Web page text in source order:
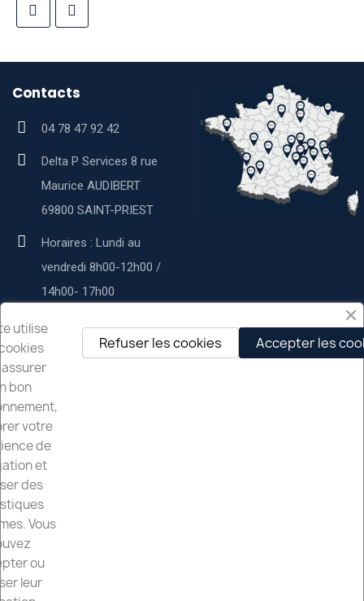
Contacts
04 78 47 92 42
Delta P Services 8 rue
Maurice AUDIBERT
69800 SAINT-PRIEST
Horaires : Lundi au
vendredi 8h00-12h00 /
14h00- 17h00
Service commercial :
contact@deltapservices.fr
utilise
bon
votre
de
et
des
Vous
ou
leur
Accepter les
Refuser les cookies